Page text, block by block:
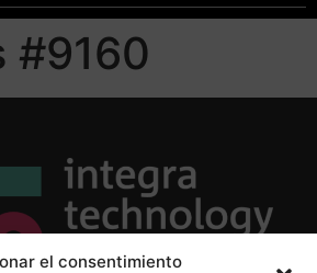
el consentimiento
#9160